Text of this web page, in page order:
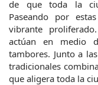
de que toda la
Paseando por
vibrante
actúan en medio
tambores. Junto a
tradicionales
que aligera toda la